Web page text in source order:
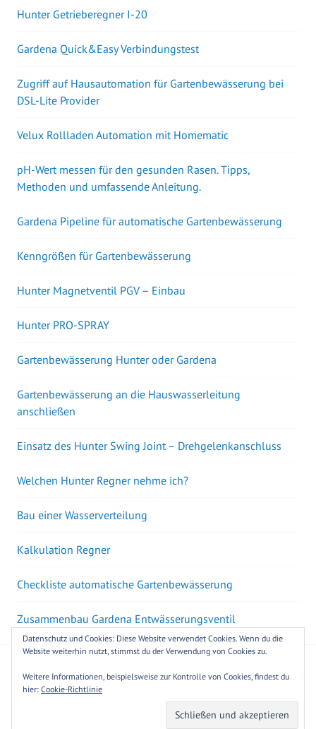
Hunter Getrieberegner I-20
Gardena Quick&Easy Verbindungstest
Zugriff auf Hausautomation für Gartenbewässerung bei
DSL-Lite Provider
Velux Rollladen Automation mit Homematic
pH-Wert messen für den gesunden Rasen. Tipps,
Methoden und umfassende Anleitung.
Gardena Pipeline für automatische Gartenbewässerung
Kenngrößen für Gartenbewässerung
Hunter Magnetventil PGV – Einbau
Hunter PRO-SPRAY
Gartenbewässerung Hunter oder Gardena
Gartenbewässerung an die Hauswasserleitung
anschließen
Einsatz des Hunter Swing Joint – Drehgelenkanschluss
Welchen Hunter Regner nehme ich?
Bau einer Wasserverteilung
Kalkulation Regner
Checkliste automatische Gartenbewässerung
Zusammenbau Gardena Entwässerungsventil
Powered by Meine-Gartenbewaesserung.de | Ⓒ 2026
Datenschutz und Cookies: Diese Website verwendet Cookies. Wenn du die
Website weiterhin nutzt, stimmst du der Verwendung von Cookies zu.
Weitere Informationen, beispielsweise zur Kontrolle von Cookies, findest du
hier: Cookie-Richtlinie